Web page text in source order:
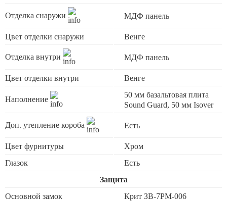
Отделка снаружи МДФ панель
Цвет отделки снаружи Венге
Отделка внутри МДФ панель
Цвет отделки внутри Венге
Наполнение
50 мм базальтовая плита
Sound Guard, 50 мм Isover
Доп. утепление короба Есть
Цвет фурнитуры
Хром
Глазок
Есть
Защита
Основной замок
Крит ЗВ-7РМ-006